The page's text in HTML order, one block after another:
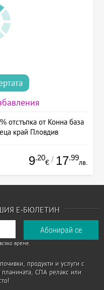
отстъпка от Конна база
край Пловдив
9.20
€ / 17.99
лв.
Е-БЮЛЕТИН
време.
продукти и услуги с
СПА релакс или